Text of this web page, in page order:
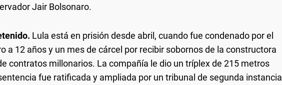
Jair Bolsonaro.
Lula está en prisión desde abril, cuando fue condenado por el
a 12 años y un mes de cárcel por recibir sobornos de la constructora
contratos millonarios. La compañía le dio un tríplex de 215 metros
fue ratificada y ampliada por un tribunal de segunda instancia